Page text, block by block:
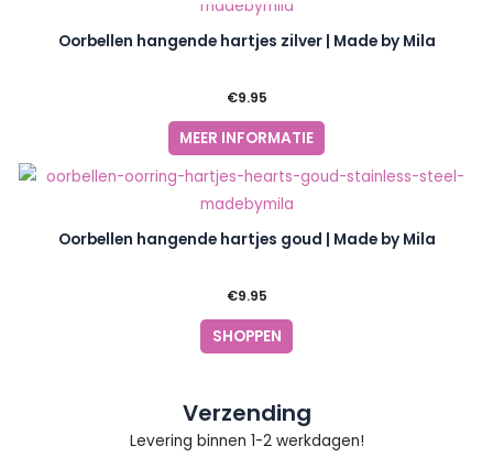
Oorbellen hangende hartjes zilver | Made by Mila
€9.95
MEER INFORMATIE
Oorbellen hangende hartjes goud | Made by Mila
€9.95
SHOPPEN
Verzending
Levering binnen 1-2 werkdagen!